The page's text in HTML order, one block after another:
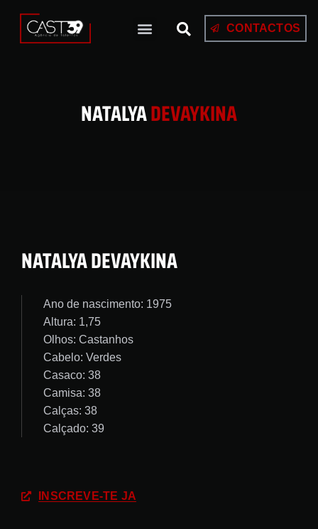
CONTACTOS
NATALYADEVAYKINA
NATALYA DEVAYKINA
Ano de nascimento: 1975
Altura: 1,75
Olhos: Castanhos
Cabelo: Verdes
Casaco: 38
Camisa: 38
Calças: 38
Calçado: 39
INSCREVE-TE JÁ